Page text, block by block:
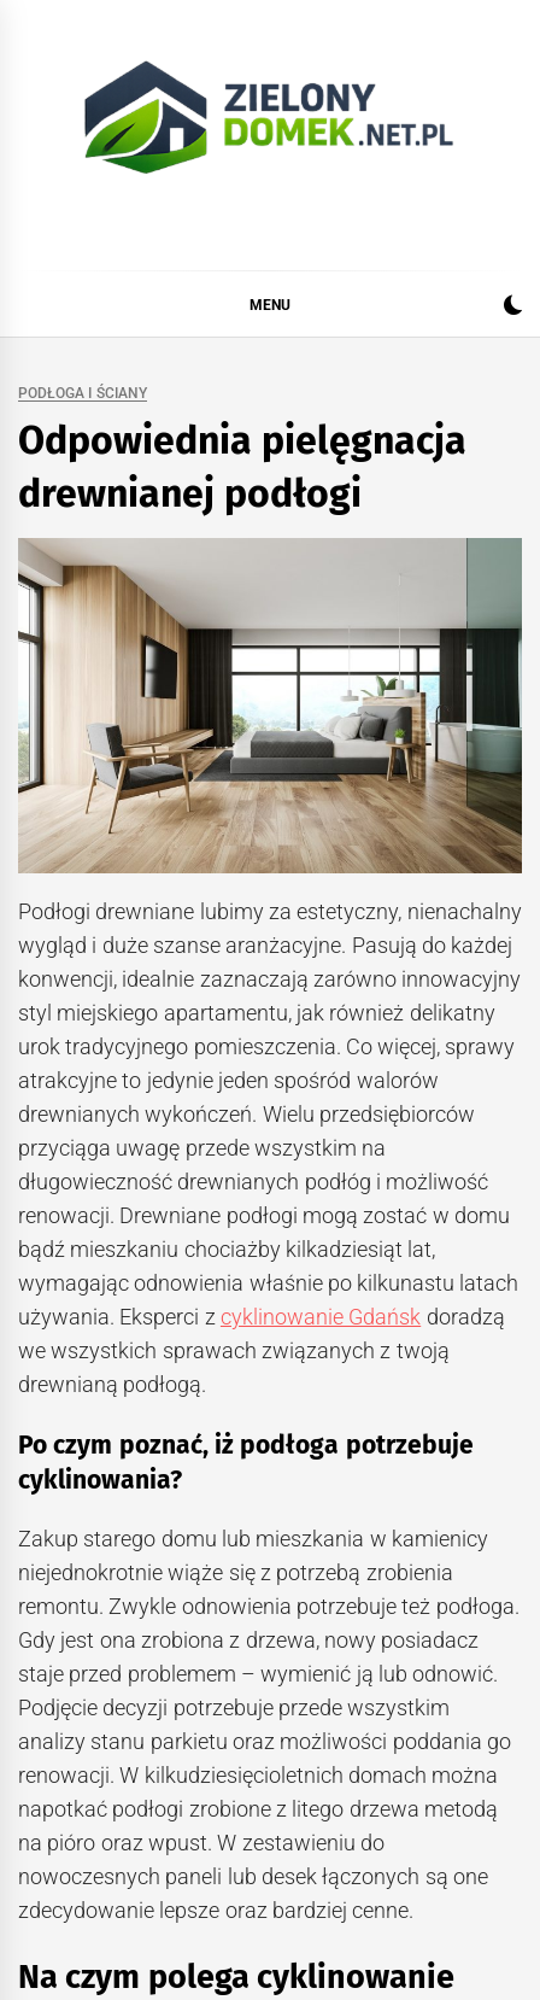
MENU
PODŁOGA I ŚCIANY
Odpowiednia pielęgnacja
drewnianej podłogi
Podłogi drewniane lubimy za estetyczny, nienachalny
wygląd i duże szanse aranżacyjne. Pasują do każdej
konwencji, idealnie zaznaczają zarówno innowacyjny
styl miejskiego apartamentu, jak również delikatny
urok tradycyjnego pomieszczenia. Co więcej, sprawy
atrakcyjne to jedynie jeden spośród walorów
drewnianych wykończeń. Wielu przedsiębiorców
przyciąga uwagę przede wszystkim na
długowieczność drewnianych podłóg i możliwość
renowacji. Drewniane podłogi mogą zostać w domu
bądź mieszkaniu chociażby kilkadziesiąt lat,
wymagając odnowienia właśnie po kilkunastu latach
używania. Eksperci z cyklinowanie Gdańsk doradzą
we wszystkich sprawach związanych z twoją
drewnianą podłogą.
Po czym poznać, iż podłoga potrzebuje
cyklinowania?
Zakup starego domu lub mieszkania w kamienicy
niejednokrotnie wiąże się z potrzebą zrobienia
remontu. Zwykle odnowienia potrzebuje też podłoga.
Gdy jest ona zrobiona z drzewa, nowy posiadacz
staje przed problemem – wymienić ją lub odnowić.
Podjęcie decyzji potrzebuje przede wszystkim
analizy stanu parkietu oraz możliwości poddania go
renowacji. W kilkudziesięcioletnich domach można
napotkać podłogi zrobione z litego drzewa metodą
na pióro oraz wpust. W zestawieniu do
nowoczesnych paneli lub desek łączonych są one
zdecydowanie lepsze oraz bardziej cenne.
Na czym polega cyklinowanie